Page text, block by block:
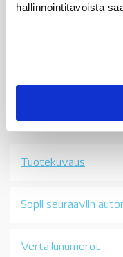
hallinnointitavoista
E60,
-03/2007,
Tuotekuvaus
Sopii seuraaviin
Vertailunumerot